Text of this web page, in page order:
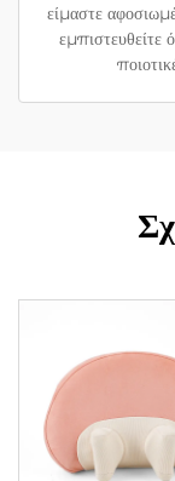
είμαστε
εμπιστευθείτε